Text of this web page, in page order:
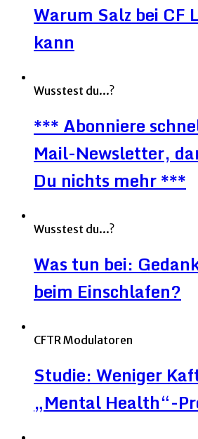
Warum Salz bei CF
kann
Wusstest du...?
*** Abonniere
Mail-Newsletter,
Du nichts mehr ***
Wusstest du...?
Was tun bei:
beim Einschlafen?
CFTR Modulatoren
Studie: Weniger
„Mental Health“-